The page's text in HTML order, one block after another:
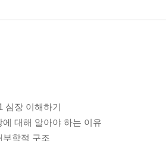
심장 이해하기
에 대해 알아야 하는 이유
부학적 구조